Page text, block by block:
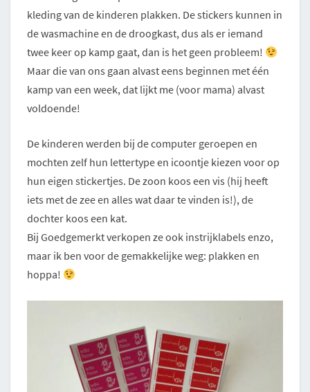
kleding van de kinderen plakken. De stickers kunnen in
de wasmachine en de droogkast, dus als er iemand
twee keer op kamp gaat, dan is het geen probleem!
Maar die van ons gaan alvast eens beginnen met één
kamp van een week, dat lijkt me (voor mama) alvast
voldoende!
De kinderen werden bij de computer geroepen en
mochten zelf hun lettertype en icoontje kiezen voor op
hun eigen stickertjes. De zoon koos een vis (hij heeft
iets met de zee en alles wat daar te vinden is!), de
dochter koos een kat.
Bij Goedgemerkt verkopen ze ook instrijklabels enzo,
maar ik ben voor de gemakkelijke weg: plakken en
hoppa!